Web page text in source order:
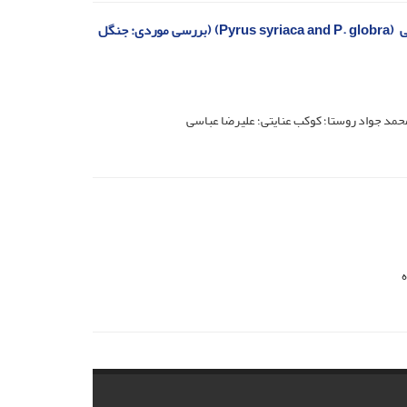
اثر مدیریت بر لاش‎‌‎ریزه، اندوخته کربن خاک و برخی از ویژگی‌های خاک توده‌های گلابی ‌وحشی ‏ (‏Pyrus syriaca and P. globra‏) (بررسی موردی: جنگل
جواد روستا؛ کوکب عنایتی؛ علیرضا عباسی